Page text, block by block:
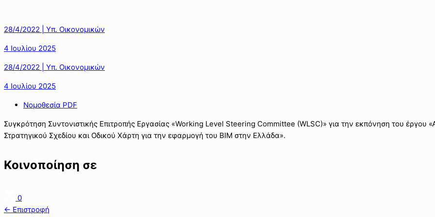
28/4/2022 | Υπ. Οικονομικών
4 Ιουλίου 2025
28/4/2022 | Υπ. Οικονομικών
4 Ιουλίου 2025
Νομοθεσία PDF
Συγκρότηση Συντονιστικής Επιτροπής Εργασίας «Working Level Steering Committee (WLSC)» για την εκπόνηση του έργου
Στρατηγικού Σχεδίου και Οδικού Χάρτη για την εφαρμογή του BIM στην Ελλάδα».
Κοινοποίηση σε
0
← Επιστροφή